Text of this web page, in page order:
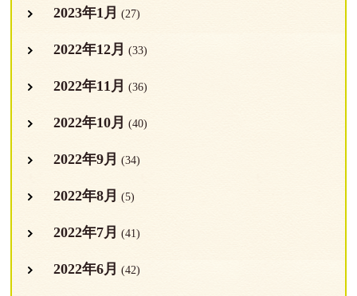
2023年1月 (27)
2022年12月 (33)
2022年11月 (36)
2022年10月 (40)
2022年9月 (34)
2022年8月 (5)
2022年7月 (41)
2022年6月 (42)